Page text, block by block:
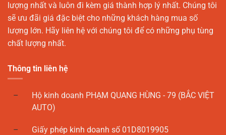
lượng nhất và luôn đi kèm giá thành hợp lý nhất. Chúng tôi
sẽ ưu đãi giá đặc biệt cho những khách hàng mua số
lượng lớn. Hãy liên hệ với chúng tôi để có những phụ tùng
chất lượng nhất.
Thông tin liên hệ
Hộ kinh doanh PHẠM QUANG HÙNG - 79 (BẮC VIỆT
AUTO)
Giấy phép kinh doanh số 01D8019905